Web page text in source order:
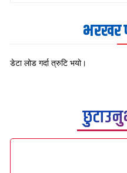
भरखर
डेटा लोड गर्दा त्रुटि भयो।